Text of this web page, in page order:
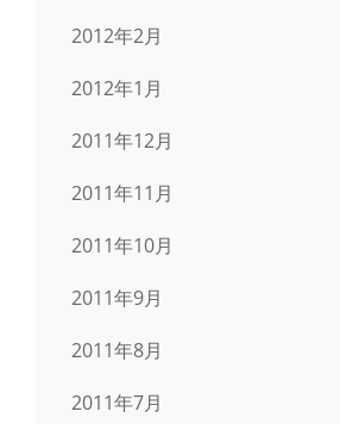
2012年2月
2012年1月
2011年12月
2011年11月
2011年10月
2011年9月
2011年8月
2011年7月